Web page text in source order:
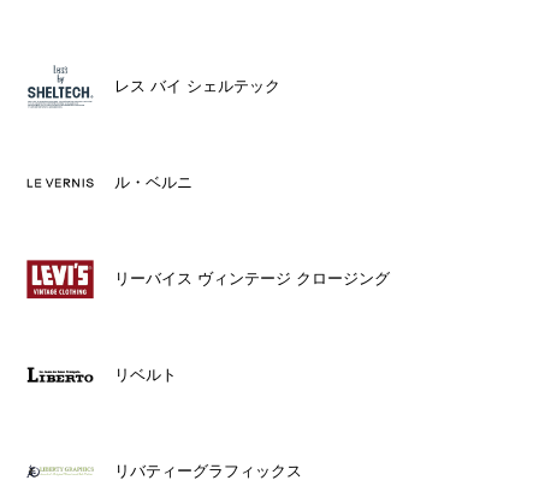
レス バイ シェルテック
ル・ベルニ
リーバイス ヴィンテージ クロージング
リベルト
リバティーグラフィックス